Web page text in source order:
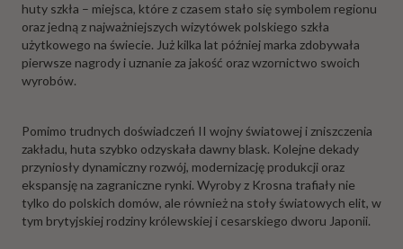
huty szkła – miejsca, które z czasem stało się symbolem regionu
oraz jedną z najważniejszych wizytówek polskiego szkła
użytkowego na świecie. Już kilka lat później marka zdobywała
pierwsze nagrody i uznanie za jakość oraz wzornictwo swoich
wyrobów.
Pomimo trudnych doświadczeń II wojny światowej i zniszczenia
zakładu, huta szybko odzyskała dawny blask. Kolejne dekady
przyniosły dynamiczny rozwój, modernizację produkcji oraz
ekspansję na zagraniczne rynki. Wyroby z Krosna trafiały nie
tylko do polskich domów, ale również na stoły światowych elit, w
tym brytyjskiej rodziny królewskiej i cesarskiego dworu Japonii.